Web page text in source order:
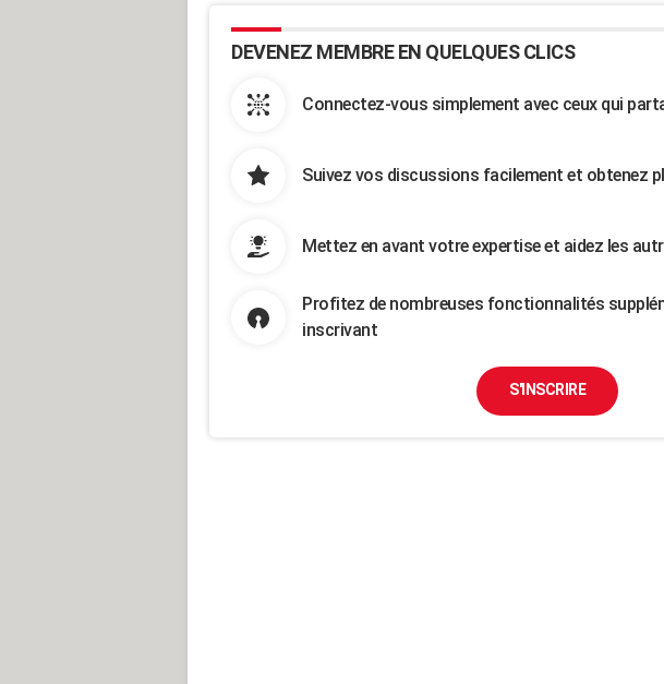
DEVENEZ MEMBRE EN QUELQUES CLICS
Connectez-vous simplement avec ceux qui
Suivez vos discussions facilement et obtenez
Mettez en avant votre expertise et aidez les
Profitez de nombreuses fonctionnalités
inscrivant
S'INSCRIRE